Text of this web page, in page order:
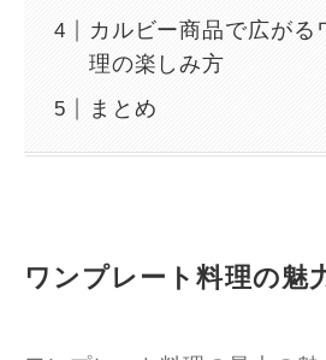
カルビー商品で広がる
理の楽しみ方
まとめ
ワンプレート料理の魅